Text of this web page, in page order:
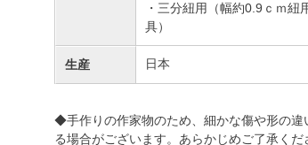
・三分紐用（幅約0.9ｃｍ紐
具）
生産 日本
◆手作りの作家物のため、細かな傷や形の違
る場合がございます。あらかじめご了承くだ